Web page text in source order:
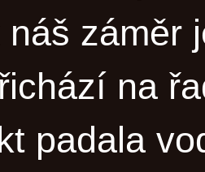
náš záměr
na
padala